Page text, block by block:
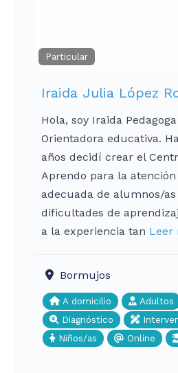
Particular
Hola, soy Iraida
Orientadora educativa.
años decidí crear el
Aprendo para la atención
adecuada de alumnos/as
dificultades de
a la experiencia tan Leer
Bormujos
A domicilio Adultos
Diagnóstico
Niños/as
Online